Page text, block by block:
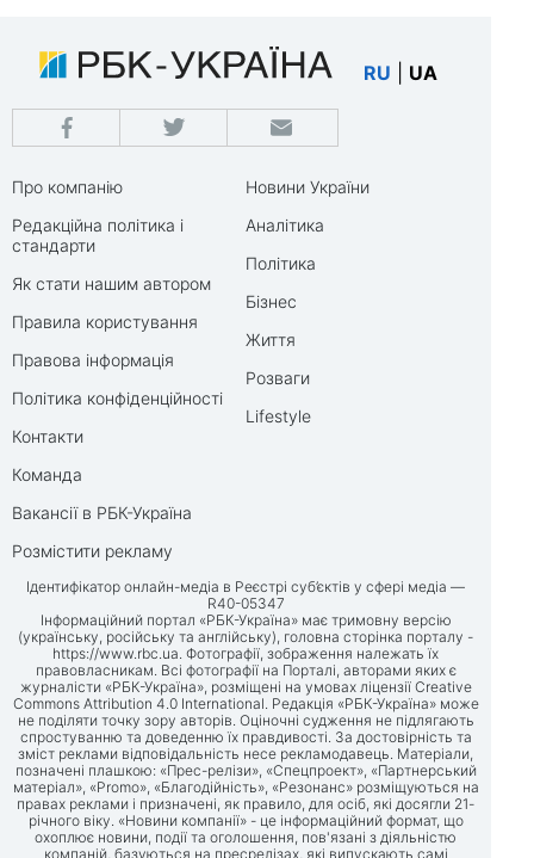
RU UA
Про компанію
Редакційна політика і
стандарти
Як стати нашим автором
Правила користування
Правова інформація
Політика конфіденційності
Контакти
Команда
Вакансії в РБК-Україна
Розмістити рекламу
Новини України
Аналітика
Політика
Бізнес
Життя
Розваги
Lifestyle
Ідентифікатор онлайн-медіа в Реєстрі суб’єктів у сфері медіа —
R40-05347
Інформаційний портал «РБК-Україна» має тримовну версію
(українську, російську та англійську), головна сторінка порталу -
https://www.rbc.ua. Фотографії, зображення належать їх
правовласникам. Всі фотографії на Порталі, авторами яких є
журналісти «РБК-Україна», розміщені на умовах ліцензії Creative
Commons Attribution 4.0 International. Редакція «РБК-Україна» може
не поділяти точку зору авторів. Оціночні судження не підлягають
спростуванню та доведенню їх правдивості. За достовірність та
зміст реклами відповідальність несе рекламодавець. Матеріали,
позначені плашкою: «Прес-релізи», «Спецпроект», «Партнерський
матеріал», «Promo», «Благодійність», «Резонанс» розміщуються на
правах реклами і призначені, як правило, для осіб, які досягли 21-
річного віку. «Новини компанії» - це інформаційний формат, що
охоплює новини, події та оголошення, пов'язані з діяльністю
компаній, базуються на пресрелізах, які випускають самі